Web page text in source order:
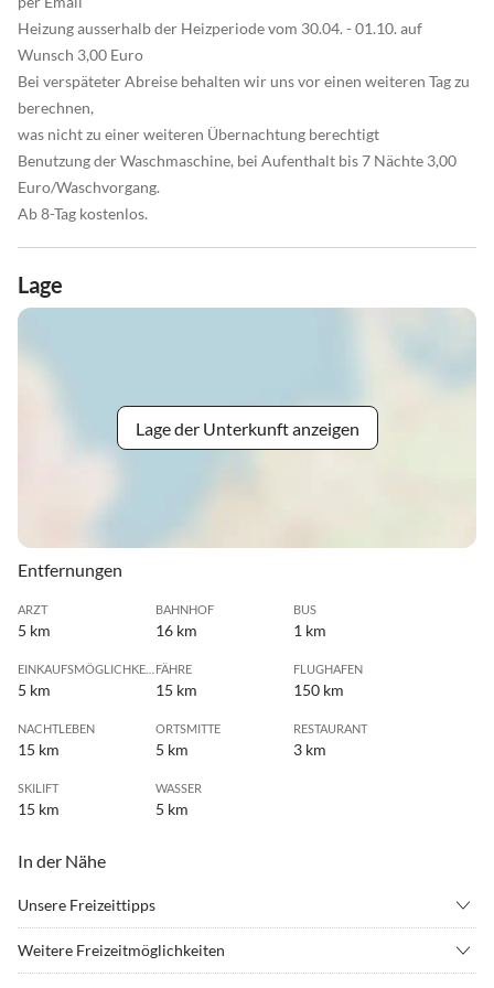
Heizung ausserhalb der Heizperiode vom 30.04. - 01.10. auf
Wunsch 3,00 Euro
Bei verspäteter Abreise behalten wir uns vor einen weiteren Tag zu
berechnen,
was nicht zu einer weiteren Übernachtung berechtigt
Benutzung der Waschmaschine, bei Aufenthalt bis 7 Nächte 3,00
Euro/Waschvorgang.
Ab 8-Tag kostenlos.
Lage
Lage der Unterkunft anzeigen
Entfernungen
ARZT
5 km
BAHNHOF
16 km
BUS
1 km
5 km
FÄHRE
15 km
FLUGHAFEN
150 km
NACHTLEBEN
15 km
ORTSMITTE
5 km
RESTAURANT
3 km
SKILIFT
15 km
WASSER
5 km
In der Nähe
Unsere Freizeittipps
Weitere Freizeitmöglichkeiten